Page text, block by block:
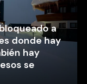
a
donde hay
hay
se